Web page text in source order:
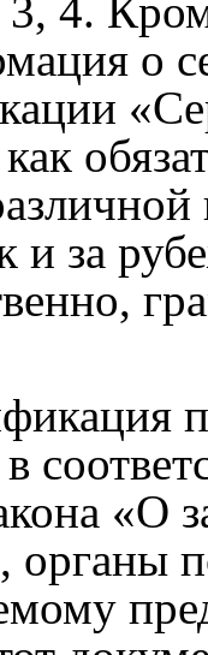
3, 4.
о
как
и за
«О
органы